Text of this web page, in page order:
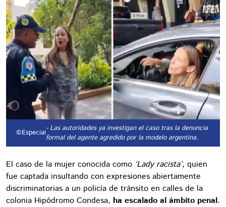
©Especial- Las autoridades ya investigan el caso tras la denuncia
formal del agente agredido por la modelo argentina.
El caso de la mujer conocida como ‘Lady racista’, quien
fue captada insultando con expresiones abiertamente
discriminatorias a un policía de tránsito en calles de la
colonia Hipódromo Condesa, ha escalado al ámbito penal.